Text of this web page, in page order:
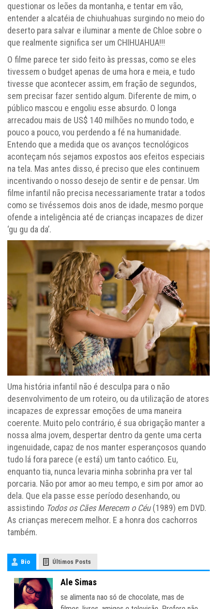
questionar os leões da montanha, e tentar em vão,
entender a alcatéia de chiuhuahuas surgindo no meio do
deserto para salvar e iluminar a mente de Chloe sobre o
que realmente significa ser um CHIHUAHUA!!!
O filme parece ter sido feito às pressas, como se eles
tivessem o budget apenas de uma hora e meia, e tudo
tivesse que acontecer assim, em fração de segundos,
sem precisar fazer sentido algum. Diferente de mim, o
público mascou e engoliu esse absurdo. O longa
arrecadou mais de US$ 140 milhões no mundo todo, e
pouco a pouco, vou perdendo a fé na humanidade.
Entendo que a medida que os avanços tecnológicos
aconteçam nós sejamos expostos aos efeitos especiais
na tela. Mas antes disso, é preciso que eles continuem
incentivando o nosso desejo de sentir e de pensar. Um
filme infantil não precisa necessariamente tratar a todos
como se tivéssemos dois anos de idade, mesmo porque
ofende a inteligência até de crianças incapazes de dizer
‘gu gu da da’.
Uma história infantil não é desculpa para o não
desenvolvimento de um roteiro, ou da utilização de atores
incapazes de expressar emoções de uma maneira
coerente. Muito pelo contrário, é sua obrigação manter a
nossa alma jovem, despertar dentro da gente uma certa
ingenuidade, capaz de nos manter esperançosos quando
tudo lá fora parece (e está) um tanto caótico. Eu,
enquanto tia, nunca levaria minha sobrinha pra ver tal
porcaria. Não por amor ao meu tempo, e sim por amor ao
dela. Que ela passe esse período desenhando, ou
assistindo Todos os Cães Merecem o Céu(1989) em DVD.
As crianças merecem melhor. E a honra dos cachorros
também.
Bio Últimos Posts
Ale Simas
se alimenta nao só de chocolate, mas de